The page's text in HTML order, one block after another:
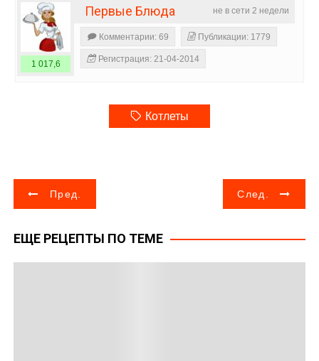
не в сети 2 недели
Первые Блюда
1 017,6
Комментарии: 69 Публикации: 1779
Регистрация: 21-04-2014
Котлеты
Н
в
Пред. След.
ЕЩЕ РЕЦЕПТЫ ПО ТЕМЕ